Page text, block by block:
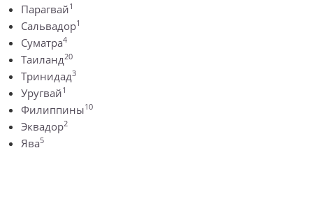
Парагвай1
Сальвадор1
Суматра4
Таиланд20
Тринидад3
Уругвай1
Филиппины10
Эквадор2
Ява5